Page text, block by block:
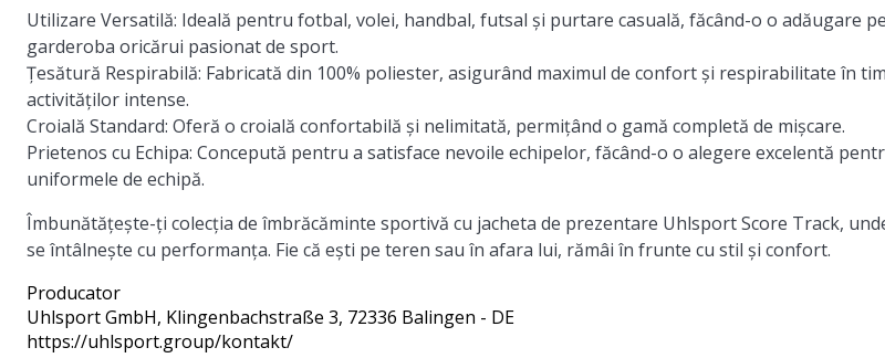
Utilizare Versatilă: Ideală pentru fotbal, volei, handbal, futsal și purtare casuală, făcând-o o adăugare
garderoba oricărui pasionat de sport.
Țesătură Respirabilă: Fabricată din 100% poliester, asigurând maximul de confort și respirabilitate în
activităților intense.
Croială Standard: Oferă o croială confortabilă și nelimitată, permițând o gamă completă de mișcare.
Prietenos cu Echipa: Concepută pentru a satisface nevoile echipelor, făcând-o o alegere excelentă
uniformele de echipă.
Îmbunătățește-ți colecția de îmbrăcăminte sportivă cu jacheta de prezentare Uhlsport Score Track,
se întâlnește cu performanța. Fie că ești pe teren sau în afara lui, rămâi în frunte cu stil și confort.
Producator
Uhlsport GmbH, Klingenbachstraße 3, 72336 Balingen - DE
https://uhlsport.group/kontakt/